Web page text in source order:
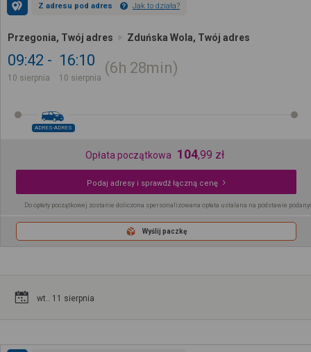
Z adresu pod adres Jak to działa?
Przegonia, Twój adres Zduńska Wola, Twój adres
09:42
10 sierpnia
16:10
10 sierpnia
6h 28min
ADRES-ADRES
Opłata początkowa 104,99 zł
Podaj adresy i sprawdź łączną cenę
Do opłaty początkowej zostanie doliczona spersonalizowana opłata ustalana na podstawie
Wyślij paczkę
wt.. 11 sierpnia